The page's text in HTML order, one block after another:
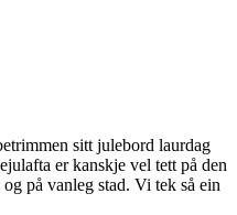
sitt julebord laurdag
er kanskje vel tett på den
på vanleg stad. Vi tek så ein